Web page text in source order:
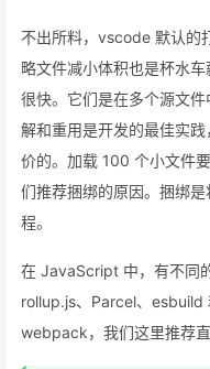
不出所料，vscode 默认的
略文件减小体积也是杯水
很快。它们是在多个源文
解和重用是开发的最佳实
价的。加载 100 个小文件
们推荐捆绑的原因。捆绑
程。
在 JavaScript 中，有不同
rollup.js、Parcel、
webpack，我们这里推荐